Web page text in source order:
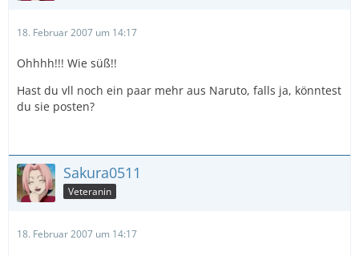
18. Februar 2007 um 14:17
Ohhhh!!! Wie süß!!
Hast du vll noch ein paar mehr aus Naruto, falls ja, könntest
du sie posten?
Sakura0511
Veteranin
18. Februar 2007 um 14:17